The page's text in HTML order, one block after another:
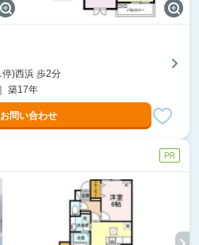
停)西浜 歩2分
築17年
お問い合わせ